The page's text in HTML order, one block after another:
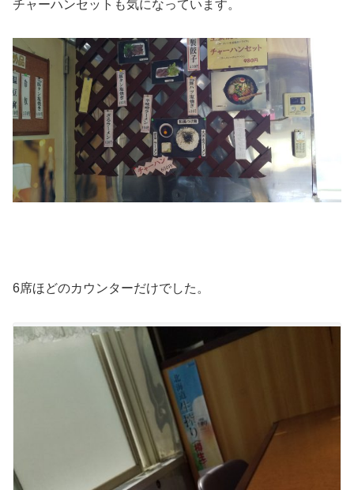
チャーハンセットも気になっています。
6席ほどのカウンターだけでした。